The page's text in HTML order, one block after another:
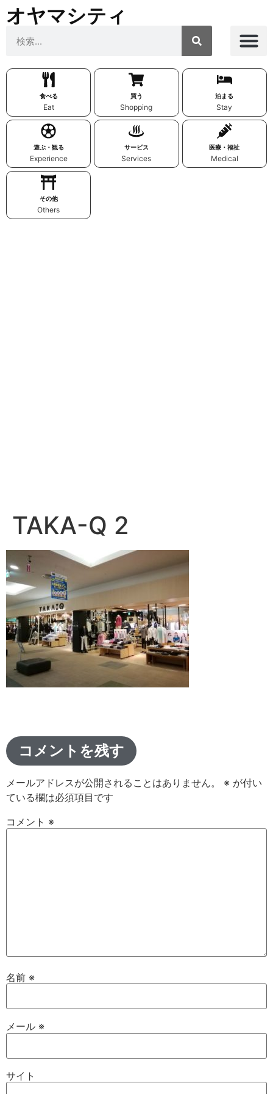
オヤマシティ
食べる
Eat
買う
Shopping
泊まる
Stay
遊ぶ・観る
Experience
サービス
Services
医療・福祉
Medical
その他
Others
TAKA-Q 2
コメントを残す
メールアドレスが公開されることはありません。 ※ が付い
ている欄は必須項目です
コメント ※
名前 ※
メール ※
サイト